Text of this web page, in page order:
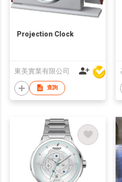
Projection Clock
東美實業有限公司
查詢